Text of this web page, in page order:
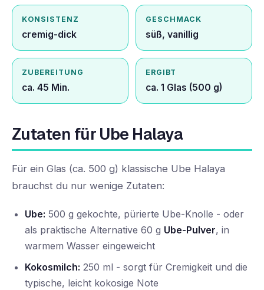
KONSISTENZ
cremig-dick
GESCHMACK
süß, vanillig
ZUBEREITUNG
ca. 45 Min.
ERGIBT
ca. 1 Glas (500 g)
Zutaten für Ube Halaya
Für ein Glas (ca. 500 g) klassische Ube Halaya
brauchst du nur wenige Zutaten:
Ube: 500 g gekochte, pürierte Ube-Knolle - oder
als praktische Alternative 60 g Ube-Pulver, in
warmem Wasser eingeweicht
Kokosmilch: 250 ml - sorgt für Cremigkeit und die
typische, leicht kokosige Note